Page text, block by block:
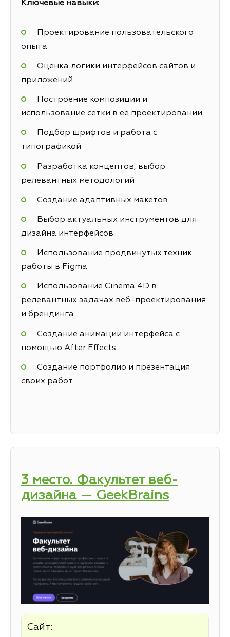
Ключевые навыки:
Проектирование пользовательского
опыта
Оценка логики интерфейсов сайтов и
приложений
Построение композиции и
использование сетки в её проектировании
Подбор шрифтов и работа с
типографикой
Разработка концептов, выбор
релевантных методологий
Создание адаптивных макетов
Выбор актуальных инструментов для
дизайна интерфейсов
Использование продвинутых техник
работы в Figma
Использование Cinema 4D в
релевантных задачах веб-проектирования
и брендинга
Создание анимации интерфейса с
помощью After Effects
Создание портфолио и презентация
своих работ
3 место. Факультет веб-
дизайна — GeekBrains
Сайт: